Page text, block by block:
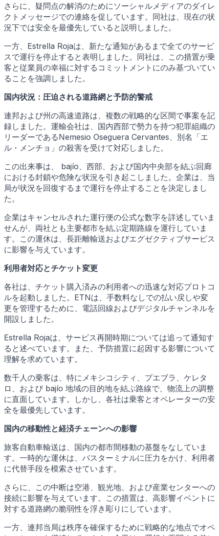
さらに、疑問点の解消のためにソーシャルメディアのダイレ
クトメッセージでの連絡を促しています。同社は、現在の状
況下では安全を最優先していると説明しました。
一方、Estrella Rojaは、新たな通知があるまで全てのサービ
スで運行を停止すると表明しました。同社は、この措置が乗
客と従業員の幸福に対するコミットメントにのみ基づいてい
ることを強調しました。
国内状況：圧迫される道路網と予防的警戒
連邦および州の高速道路は、複数の戦略的な区間で事案を記
録しました。運輸会社は、国内西部で勢力を持つ犯罪組織の
リーダーであるNemesio Oseguera Cervantes、別名「エ
ル・メンチョ」の殺害を受けて対応しました。
この出来事は、 bajío、西部、および国内中央部を結ぶ回廊
における封鎖や危険な状況を引き起こしました。企業は、当
局が状況を回復するまで運行を停止することを決定しまし
た。
企業はキャンセルされた運行便の公式な数字を詳述していま
せんが、両社とも主要都市を結ぶ定期路線を運行していま
す。この運休は、長距離輸送およびエグゼクティブサービス
に影響を与えています。
利用者対応とチケット変更
各社は、チケット購入済みの利用者への迅速な対応プロトコ
ルを起動しました。ETNは、手数料なしでの払い戻しや変
更を管理するために、電話回線およびデジタルチャンネルを
開設しました。
Estrella Rojaは、サービス再開時期については追って通知す
ると述べています。また、予防措置に起因する影響について
理解を求めています。
数千人の乗客は、特にメキシコシティ、プエブラ、ケレタ
ロ、および bajío 地域の目的地を結ぶ路線で、物流上の調整
に直面しています。しかし、各社は乗客とオペレーターの安
全を最優先しています。
国内の移動性と経済チェーンへの影響
旅客自動車輸送は、国内の都市間移動の基盤をなしていま
す。一時的な運休は、バスターミナルに圧力をかけ、利用者
に代替手段を模索させています。
さらに、この中断は空港、観光地、および産業センターへの
接続に影響を与えています。この措置は、高影響イベントに
対する道路網の脆弱性を浮き彫りにしています。
一方、連邦当局は秩序を確保するために戦略的な地点でオペ